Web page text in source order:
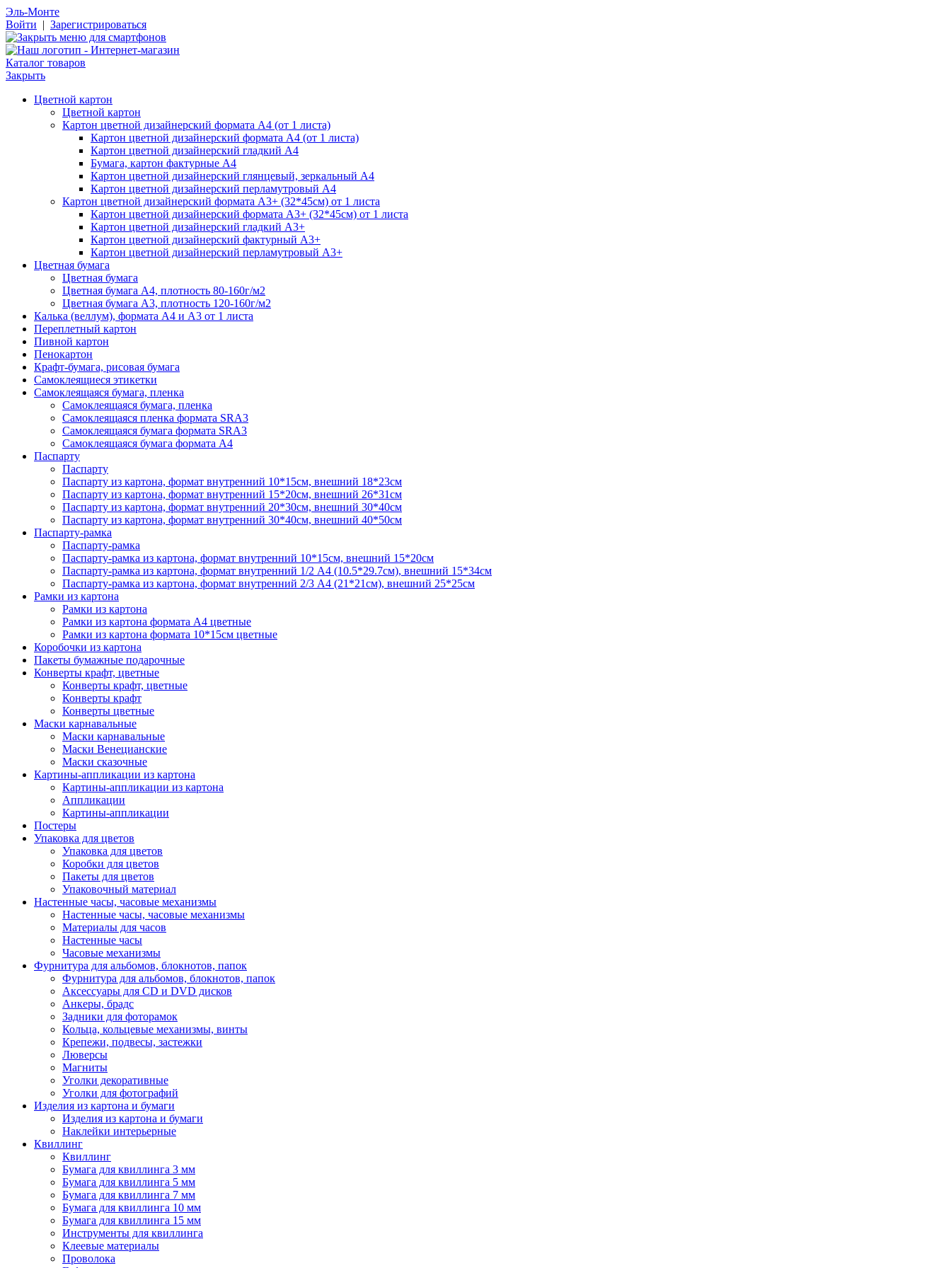
Эль-Монте
Войти | Зарегистрироваться
Каталог товаров
Закрыть
Цветной картон
Цветной картон
Картон цветной дизайнерский формата А4 (от 1 листа)
Картон цветной дизайнерский формата А4 (от 1 листа)
Картон цветной дизайнерский гладкий А4
Бумага, картон фактурные А4
Картон цветной дизайнерский глянцевый, зеркальный А4
Картон цветной дизайнерский перламутровый А4
Картон цветной дизайнерский формата А3+ (32*45см) от 1 листа
Картон цветной дизайнерский формата А3+ (32*45см) от 1 листа
Картон цветной дизайнерский гладкий А3+
Картон цветной дизайнерский фактурный А3+
Картон цветной дизайнерский перламутровый А3+
Цветная бумага
Цветная бумага
Цветная бумага А4, плотность 80-160г/м2
Цветная бумага А3, плотность 120-160г/м2
Калька (веллум), формата А4 и А3 от 1 листа
Переплетный картон
Пивной картон
Пенокартон
Крафт-бумага, рисовая бумага
Самоклеящиеся этикетки
Самоклеящаяся бумага, пленка
Самоклеящаяся бумага, пленка
Самоклеящаяся пленка формата SRА3
Самоклеящаяся бумага формата SRА3
Самоклеящаяся бумага формата А4
Паспарту
Паспарту
Паспарту из картона, формат внутренний 10*15см, внешний 18*23см
Паспарту из картона, формат внутренний 15*20см, внешний 26*31см
Паспарту из картона, формат внутренний 20*30см, внешний 30*40см
Паспарту из картона, формат внутренний 30*40см, внешний 40*50см
Паспарту-рамка
Паспарту-рамка
Паспарту-рамка из картона, формат внутренний 10*15см, внешний 15*20см
Паспарту-рамка из картона, формат внутренний 1/2 А4 (10.5*29.7см), внешний 15*34см
Паспарту-рамка из картона, формат внутренний 2/3 А4 (21*21см), внешний 25*25см
Рамки из картона
Рамки из картона
Рамки из картона формата А4 цветные
Рамки из картона формата 10*15см цветные
Коробочки из картона
Пакеты бумажные подарочные
Конверты крафт, цветные
Конверты крафт, цветные
Конверты крафт
Конверты цветные
Маски карнавальные
Маски карнавальные
Маски Венецианские
Маски сказочные
Картины-аппликации из картона
Картины-аппликации из картона
Аппликации
Картины-аппликации
Постеры
Упаковка для цветов
Упаковка для цветов
Коробки для цветов
Пакеты для цветов
Упаковочный материал
Настенные часы, часовые механизмы
Настенные часы, часовые механизмы
Материалы для часов
Настенные часы
Часовые механизмы
Фурнитура для альбомов, блокнотов, папок
Фурнитура для альбомов, блокнотов, папок
Аксессуары для CD и DVD дисков
Анкеры, брадс
Задники для фоторамок
Кольца, кольцевые механизмы, винты
Крепежи, подвесы, застежки
Люверсы
Магниты
Уголки декоративные
Уголки для фотографий
Изделия из картона и бумаги
Изделия из картона и бумаги
Наклейки интерьерные
Квиллинг
Квиллинг
Бумага для квиллинга 3 мм
Бумага для квиллинга 5 мм
Бумага для квиллинга 7 мм
Бумага для квиллинга 10 мм
Бумага для квиллинга 15 мм
Инструменты для квиллинга
Клеевые материалы
Проволока